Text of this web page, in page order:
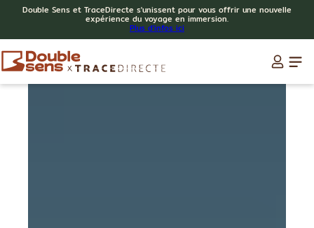
Double Sens et TraceDirecte s'unissent pour vous offrir une nouvelle
expérience du voyage en immersion.
Plus d'infos ici